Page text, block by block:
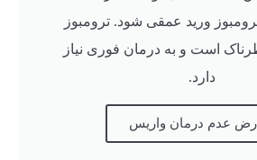
ورید عمقی شود. ترومبوز
است و به درمان فوری نیاز
دارد.
عدم درمان واریس